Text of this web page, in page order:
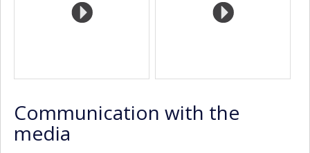
Communication with the
media